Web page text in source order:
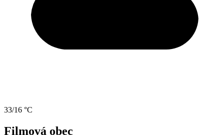
33/16 °C
Filmová obec